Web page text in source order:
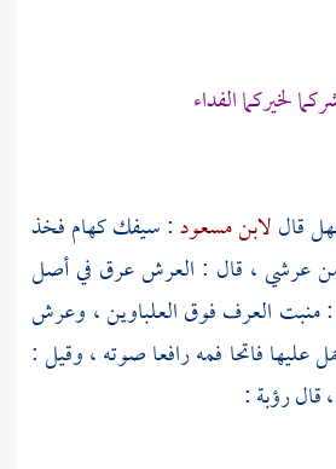
لخيركما الفداء
قاللابن مسعود: سيفك كهام فخذ
عرشي ، قال : العرش عرق في أصل
منبت العرف فوق العلباوين ، وعرش
عليها فاتحا فمه رافعا صوته ، وقيل :
قالرؤبة: